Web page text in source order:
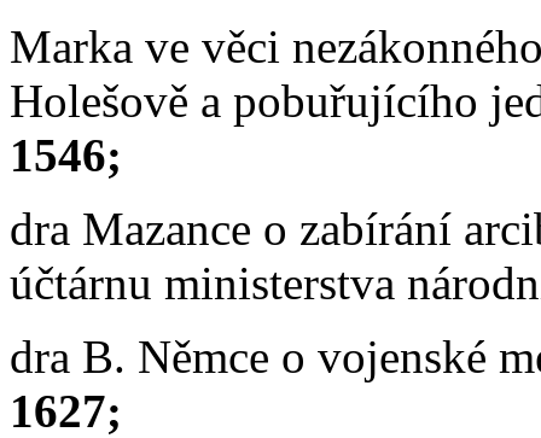
Marka ve věci
Holešově a pobuřujícího
1546;
dra Mazance o zabírání
účtárnu ministerstva
dra B. Němce o vojenské
1627;